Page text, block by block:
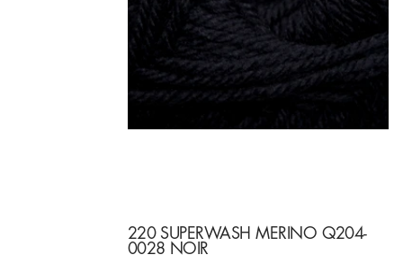
220 SUPERWASH MERINO Q204-
0028 NOIR